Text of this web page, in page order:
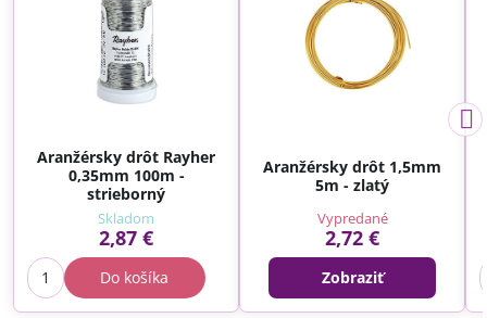
Aranžérsky drôt Rayher
0,35mm 100m -
strieborný
Skladom
2,87 €
Do košíka
Aranžérsky drôt 1,5mm
5m - zlatý
Vypredané
2,72 €
Zobraziť